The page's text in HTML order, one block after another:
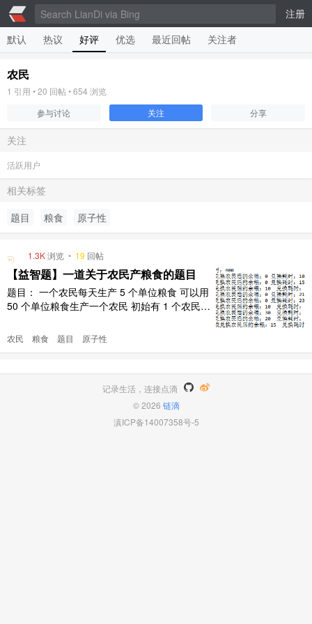
注册
默认
热议 好评 优选 最近回帖 关注者
农民
1 引用 •20 回帖 •654 浏览
参与讨论
关注 分享
关注
活跃用户
相关标签
题目
粮食 原子性
1.3K浏览 • 19 回帖
【益智题】一道关于农民产粮食的题目
题目： 一个农民每天生产 5 个单位粮食 可以用
50 个单位粮食生产一个农民 初始有 1 个农民
粮事件是个原子性事件，当然也可以先忽略这个
问题先考虑一下如果没有这个前提应该是多少天
农民 粮食 题目 原子性
记录生活，连接点滴
© 2026 链滴
滇ICP备14007358号-5